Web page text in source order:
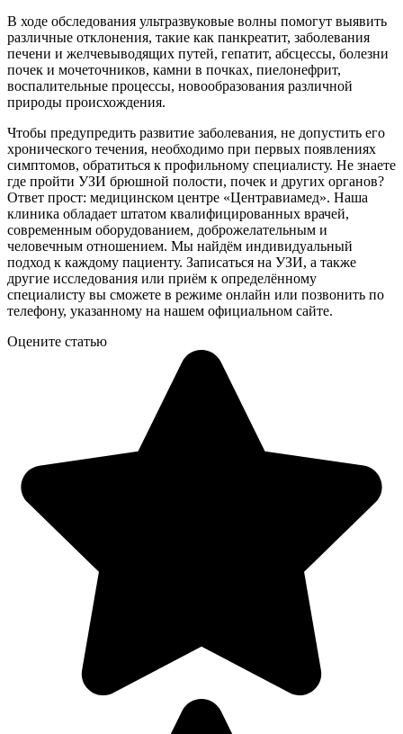
В ходе обследования ультразвуковые волны помогут выявить
различные отклонения, такие как панкреатит, заболевания
печени и желчевыводящих путей, гепатит, абсцессы, болезни
почек и мочеточников, камни в почках, пиелонефрит,
воспалительные процессы, новообразования различной
природы происхождения.
Чтобы предупредить развитие заболевания, не допустить его
хронического течения, необходимо при первых появлениях
симптомов, обратиться к профильному специалисту. Не знаете
где пройти УЗИ брюшной полости, почек и других органов?
Ответ прост: медицинском центре «Центравиамед». Наша
клиника обладает штатом квалифицированных врачей,
современным оборудованием, доброжелательным и
человечным отношением. Мы найдём индивидуальный
подход к каждому пациенту. Записаться на УЗИ, а также
другие исследования или приём к определённому
специалисту вы сможете в режиме онлайн или позвонить по
телефону, указанному на нашем официальном сайте.
Оцените статью